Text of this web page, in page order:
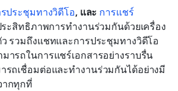
ประชุมทางวิดีโอ, และ การแชร์
ระสิทธิภาพการทำงานร่วมกันด้วยเครื่อง
รวมถึงแชทและการประชุมทางวิดีโอ
ารถในการแชร์เอกสารอย่างราบรื่น
รถเชื่อมต่อและทำงานร่วมกันได้อย่างมี
กทุกที่